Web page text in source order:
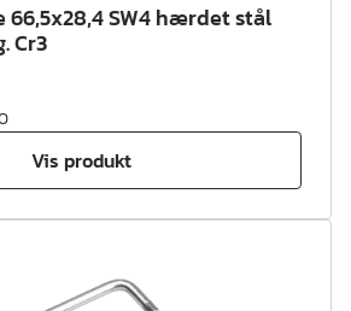
66,5x28,4 SW4 hærdet stål
Cr3
Vis produkt